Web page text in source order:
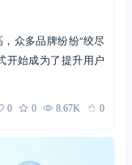
众多品牌纷纷“绞尽
开始成为了提升用户
0 0 8.67K 0